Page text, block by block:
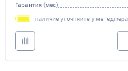
Гарантия (мес)
наличие уточняйте у менеджера